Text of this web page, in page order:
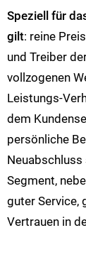
Speziell für
gilt: reine
und Treiber
vollzogenen
Leistungs-
dem
persönliche
Neuabschluss
Segment,
guter Service,
Vertrauen in